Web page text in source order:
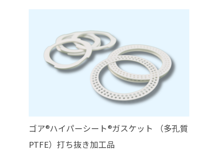
ゴア®ハイパーシート®ガスケット （多孔質
PTFE）打ち抜き加工品